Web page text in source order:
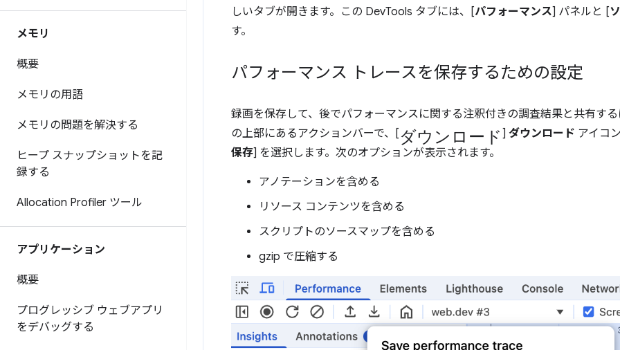
メモリ
概要
メモリの用語
メモリの問題を解決する
ヒープ スナップショットを記
録する
Allocation Profiler ツール
アプリケーション
概要
プログレッシブ ウェブアプリ
をデバッグする
しいタブが開きます。この DevTools タブには、[パフォーマンス] パネルと [
す。
パフォーマンス トレースを保存するための設定
録画を保存して、後でパフォーマンスに関する注釈付きの調査結果と共有す
の上部にあるアクションバーで、[ ダウンロード ] ダウンロード アイコ
保存] を選択します。次のオプションが表示されます。
アノテーションを含める
リソース コンテンツを含める
スクリプトのソースマップを含める
gzip で圧縮する